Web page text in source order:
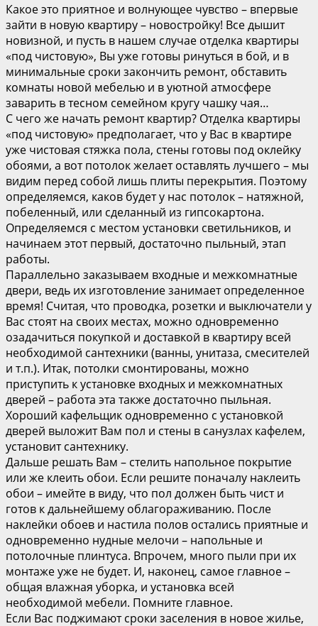
Какое это приятное и волнующее чувство – впервые
зайти в новую квартиру – новостройку! Все дышит
новизной, и пусть в нашем случае отделка квартиры
«под чистовую», Вы уже готовы ринуться в бой, и в
минимальные сроки закончить ремонт, обставить
комнаты новой мебелью и в уютной атмосфере
заварить в тесном семейном кругу чашку чая…
С чего же начать ремонт квартир? Отделка квартиры
«под чистовую» предполагает, что у Вас в квартире
уже чистовая стяжка пола, стены готовы под оклейку
обоями, а вот потолок желает оставлять лучшего – мы
видим перед собой лишь плиты перекрытия. Поэтому
определяемся, каков будет у нас потолок – натяжной,
побеленный, или сделанный из гипсокартона.
Определяемся с местом установки светильников, и
начинаем этот первый, достаточно пыльный, этап
работы.
Параллельно заказываем входные и межкомнатные
двери, ведь их изготовление занимает определенное
время! Считая, что проводка, розетки и выключатели у
Вас стоят на своих местах, можно одновременно
озадачиться покупкой и доставкой в квартиру всей
необходимой сантехники (ванны, унитаза, смесителей
и т.п.). Итак, потолки смонтированы, можно
приступить к установке входных и межкомнатных
дверей – работа эта также достаточно пыльная.
Хороший кафельщик одновременно с установкой
дверей выложит Вам пол и стены в санузлах кафелем,
установит сантехнику.
Дальше решать Вам – стелить напольное покрытие
или же клеить обои. Если решите поначалу наклеить
обои – имейте в виду, что пол должен быть чист и
готов к дальнейшему облагораживанию. После
наклейки обоев и настила полов остались приятные и
одновременно нудные мелочи – напольные и
потолочные плинтуса. Впрочем, много пыли при их
монтаже уже не будет. И, наконец, самое главное –
общая влажная уборка, и установка всей
необходимой мебели. Помните главное.
Если Вас поджимают сроки заселения в новое жилье,